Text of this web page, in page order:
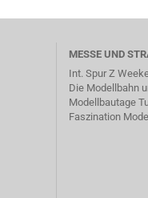
MESSE UND
Int. Spur Z
Die Modellbahn
Modellbautage
Faszination